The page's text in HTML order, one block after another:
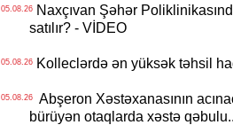
05.08.26Naxçıvan Şəhər
satılır? - VİDEO
05.08.26Kolleclərdə ən yüksək təhsil
05.08.26Abşeron Xəstəxanasının
bürüyən otaqlarda xəstə